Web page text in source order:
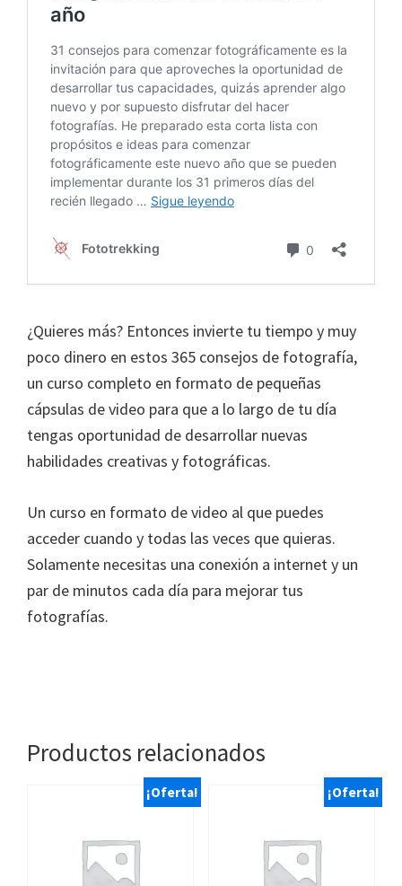
¿Quieres más? Entonces invierte tu tiempo y muy
poco dinero en estos 365 consejos de fotografía,
un curso completo en formato de pequeñas
cápsulas de video para que a lo largo de tu día
tengas oportunidad de desarrollar nuevas
habilidades creativas y fotográficas.
Un curso en formato de video al que puedes
acceder cuando y todas las veces que quieras.
Solamente necesitas una conexión a internet y un
par de minutos cada día para mejorar tus
fotografías.
Productos relacionados
¡Oferta! ¡Oferta!